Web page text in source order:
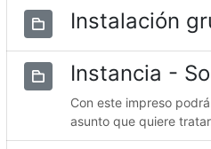
Instalación
Instancia -
Con este impreso
asunto que quiere